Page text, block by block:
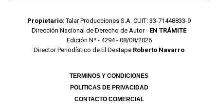
Propietario: Talar Producciones S.A. CUIT: 33-71448833-9
Dirección Nacional de Derecho de Autor - EN TRÁMITE
Edición Nº - 4294 - 08/08/2026
Director Periodístico de El Destape Roberto Navarro
TERMINOS Y CONDICIONES
POLITICAS DE PRIVACIDAD
CONTACTO COMERCIAL